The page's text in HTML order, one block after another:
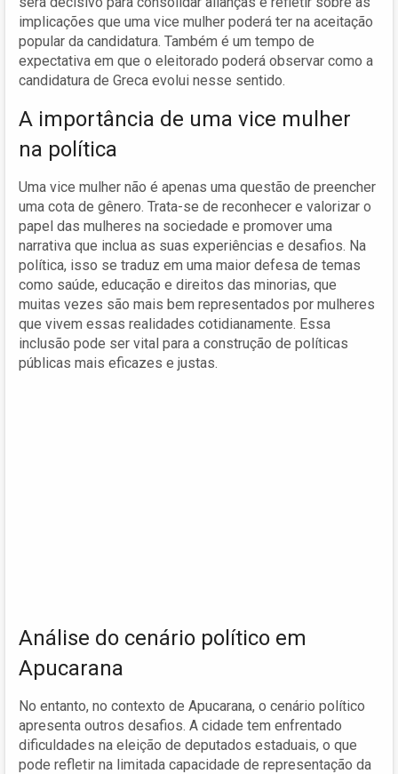
implicações que uma vice mulher poderá ter na aceitação
popular da candidatura. Também é um tempo de
expectativa em que o eleitorado poderá observar como a
candidatura de Greca evolui nesse sentido.
A importância de uma vice mulher
na política
Uma vice mulher não é apenas uma questão de preencher
uma cota de gênero. Trata-se de reconhecer e valorizar o
papel das mulheres na sociedade e promover uma
narrativa que inclua as suas experiências e desafios. Na
política, isso se traduz em uma maior defesa de temas
como saúde, educação e direitos das minorias, que
muitas vezes são mais bem representados por mulheres
que vivem essas realidades cotidianamente. Essa
inclusão pode ser vital para a construção de políticas
públicas mais eficazes e justas.
Análise do cenário político em
Apucarana
No entanto, no contexto de Apucarana, o cenário político
apresenta outros desafios. A cidade tem enfrentado
dificuldades na eleição de deputados estaduais, o que
pode refletir na limitada capacidade de representação da